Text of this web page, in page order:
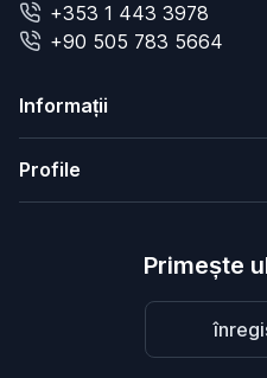
+353 1 443 3978
+90 505 783 5664
Informații
Profile
Primește